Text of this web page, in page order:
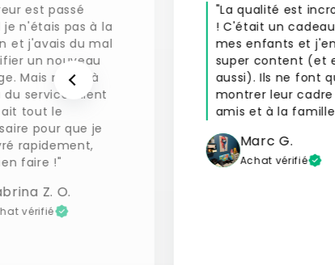
est passé
je n'étais pas à la
et j'avais du mal
un nouveau
Mais merci à
du service client
tout le
pour que je
rapidement,
faire !"
Z. O.
vérifié
"La qualité est
! C'était un
mes enfants et
super content (et
aussi). Ils ne font
montrer leur cadre
amis et à la
Marc G.
Achat vérifié